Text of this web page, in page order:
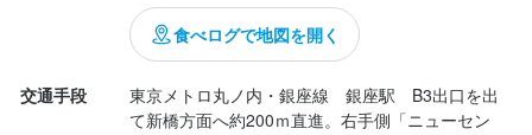
上州牛のハラミ
カモミールのパンナコッタ
食べログで地図を開く
交通手段
東京メトロ丸ノ内・銀座線　銀座駅　B3出口を出
て新橋方面へ約200ｍ直進。右手側「ニューセン